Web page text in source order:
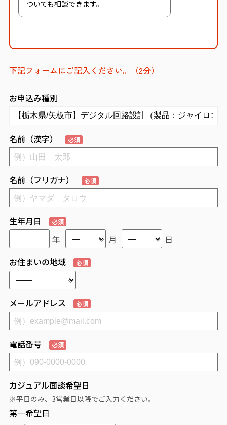
ついても相談できます。
下記フォームにご記入ください。（2分）
お申込み種別
名前（漢字） 必須
名前（フリガナ） 必須
生年月日 必須
年 月
日
お住まいの地域
必須
メールアドレス 必須
電話番号 必須
カジュアル面談希望日
※平日のみ、3営業日以降でご入力ください。
第一希望日